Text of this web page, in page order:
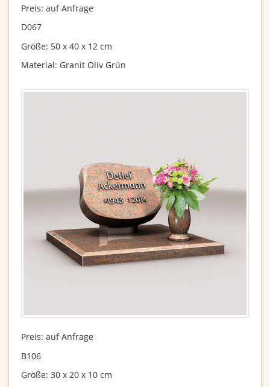
Preis: auf Anfrage
D067
Größe: 50 x 40 x 12 cm
Material: Granit Oliv Grün
Preis: auf Anfrage
B106
Größe: 30 x 20 x 10 cm